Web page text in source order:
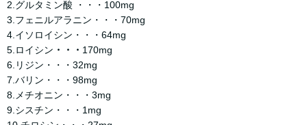
2.グルタミン酸 ・・・100mg
3.フェニルアラニン・・・70mg
4.イソロイシン・・・64mg
5.ロイシン ・・・ 170mg
6.リジン・・・32mg
7.バリン・・・98mg
8.メチオニン・・・3mg
9.シスチン・・・1mg